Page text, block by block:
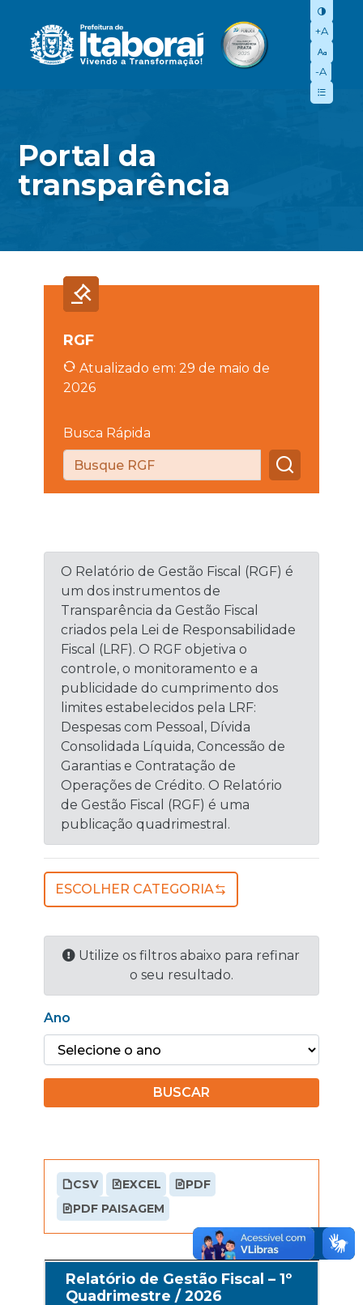
+A
-A
Portal da
transparência
RGF
Atualizado em: 29 de maio de
2026
Busca Rápida
O Relatório de Gestão Fiscal (RGF) é
um dos instrumentos de
Transparência da Gestão Fiscal
criados pela Lei de Responsabilidade
Fiscal (LRF). O RGF objetiva o
controle, o monitoramento e a
publicidade do cumprimento dos
limites estabelecidos pela LRF:
Despesas com Pessoal, Dívida
Consolidada Líquida, Concessão de
Garantias e Contratação de
Operações de Crédito. O Relatório
de Gestão Fiscal (RGF) é uma
publicação quadrimestral.
ESCOLHER CATEGORIA
Utilize os filtros abaixo para refinar
o seu resultado.
Ano
BUSCAR
CSV EXCEL
PDF
PDF PAISAGEM
Relatório de Gestão Fiscal – 1º
Quadrimestre / 2026